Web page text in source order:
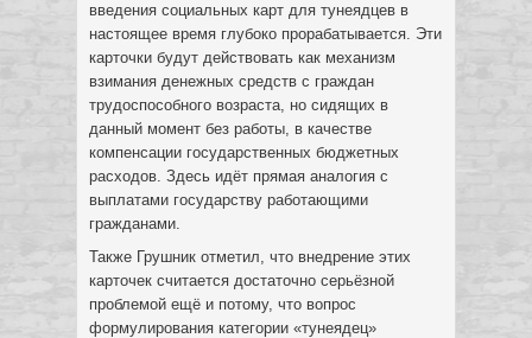
введения социальных карт для тунеядцев в
настоящее время глубоко прорабатывается. Эти
карточки будут действовать как механизм
взимания денежных средств с граждан
трудоспособного возраста, но сидящих в
данный момент без работы, в качестве
компенсации государственных бюджетных
расходов. Здесь идёт прямая аналогия с
выплатами государству работающими
гражданами.
Также Грушник отметил, что внедрение этих
карточек считается достаточно серьёзной
проблемой ещё и потому, что вопрос
формулирования категории «тунеядец»